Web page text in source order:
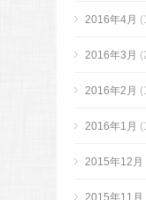
2016年4月
2016年3月
2016年2月
2016年1月
2015年12月
2015年11月